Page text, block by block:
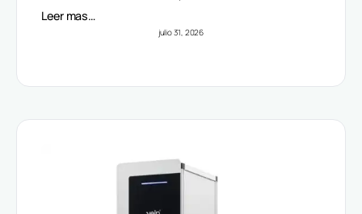
Leer mas…
julio 31, 2026